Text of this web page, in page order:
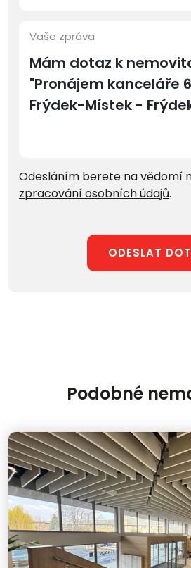
Vaše zpráva
Odesláním berete na vědomí
zpracování osobních údajů.
ODESLAT
Podobné